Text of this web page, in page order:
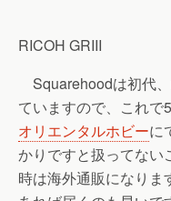
RICOH GRIII
Squarehoodは初代
ていますので、これで
オリエンタルホビーに
かりですと扱ってない
時は海外通販になり